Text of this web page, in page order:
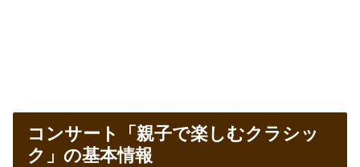
コンサート「親子で楽しむクラシッ
ク」の基本情報